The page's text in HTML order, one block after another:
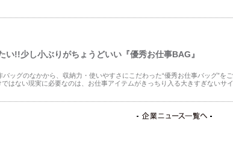
い!!少し小ぶりがちょうどいい『優秀お仕事BAG』
バッグのなかから、収納力・使いやすさにこだわった“優秀お仕事バッグ”を
ではない現実に必要なのは、お仕事アイテムがきっちり入る大きすぎないサ